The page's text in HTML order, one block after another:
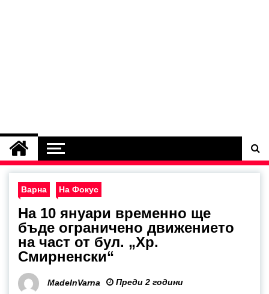
Варна На Фокус
На 10 януари временно ще
бъде ограничено движението
на част от бул. „Хр.
Смирненски“
MadeInVarna Преди 2 години